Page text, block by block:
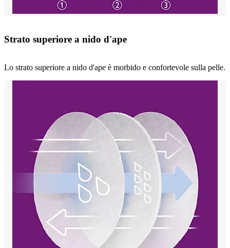
Strato superiore a nido d'ape
Lo strato superiore a nido d'ape è morbido e confortevole sulla pelle.